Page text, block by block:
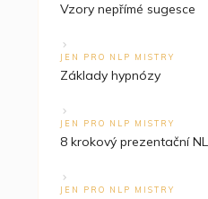
Vzory nepřímé sugesce
JEN PRO NLP MISTRY
Základy hypnózy
JEN PRO NLP MISTRY
8 krokový prezentační
JEN PRO NLP MISTRY